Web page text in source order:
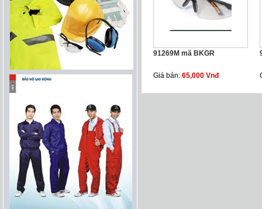
91269M mã BKGR
Giá bán: 65,000 Vnđ